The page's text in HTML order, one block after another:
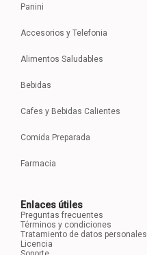
Panini
Accesorios y Telefonia
Alimentos Saludables
Bebidas
Cafes y Bebidas Calientes
Comida Preparada
Farmacia
Enlaces útiles
Preguntas frecuentes
Términos y condiciones
Tratamiento de datos personales
Licencia